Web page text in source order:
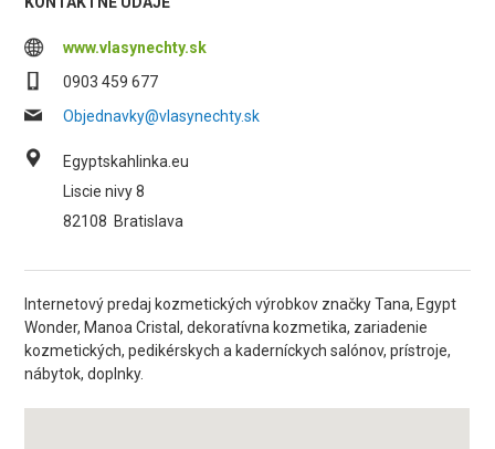
www.vlasynechty.sk
0903 459 677
Objednavky@vlasynechty.sk
Egyptskahlinka.eu
Liscie nivy 8
82108 Bratislava
Internetový predaj kozmetických výrobkov značky Tana, Egypt
Wonder, Manoa Cristal, dekoratívna kozmetika, zariadenie
kozmetických, pedikérskych a kaderníckych salónov, prístroje,
nábytok, doplnky.